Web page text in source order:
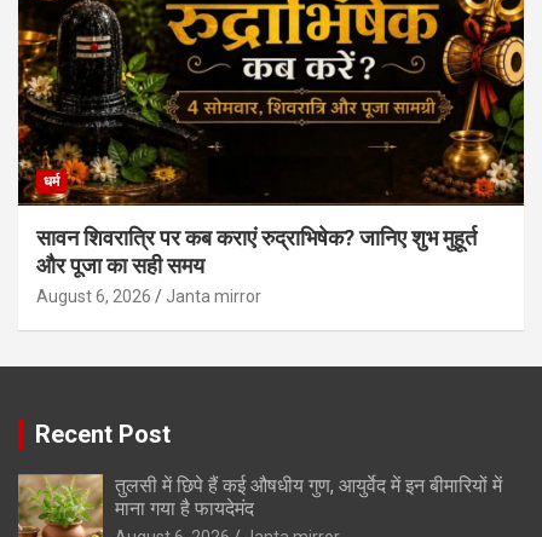
धर्म
सावन शिवरात्रि पर कब कराएं रुद्राभिषेक? जानिए शुभ मुहूर्त
और पूजा का सही समय
August 6, 2026 Janta mirror
Recent Post
तुलसी में छिपे हैं कई औषधीय गुण, आयुर्वेद में इन बीमारियों में
माना गया है फायदेमंद